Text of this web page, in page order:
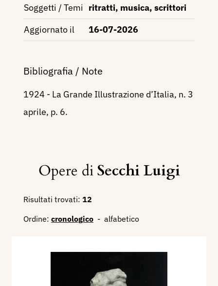
Soggetti / Temi
ritratti, musica, scrittori
Aggiornato il
16-07-2026
Bibliografia / Note
1924 - La Grande Illustrazione d’Italia, n. 3
aprile, p. 6.
Opere diSecchi Luigi
Risultati trovati: 12
Ordine: cronologico - alfabetico